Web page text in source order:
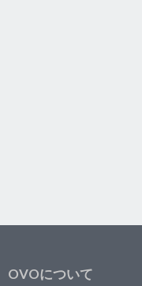
OVOについて